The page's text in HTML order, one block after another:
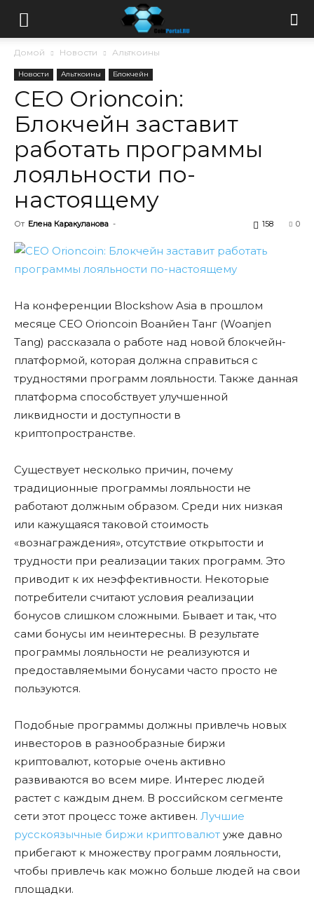
Домой Новости Альткоины
Новости Альткоины Блокчейн
СЕО Orioncoin:
Блокчейн заставит
работать программы
лояльности по-
настоящему
От Елена Каракуланова - 0
158
На конференции Blockshow Asia в прошлом
месяце СЕО Orioncoin Воанйен Танг (Woanjen
Tang) рассказала о работе над новой блокчейн-
платформой, которая должна справиться с
трудностями программ лояльности. Также данная
платформа способствует улучшенной
ликвидности и доступности в
криптопространстве.
Существует несколько причин, почему
традиционные программы лояльности не
работают должным образом. Среди них низкая
или кажущаяся таковой стоимость
«вознаграждения», отсутствие открытости и
трудности при реализации таких программ. Это
приводит к их неэффективности. Некоторые
потребители считают условия реализации
бонусов слишком сложными. Бывает и так, что
сами бонусы им неинтересны. В результате
программы лояльности не реализуются и
предоставляемыми бонусами часто просто не
пользуются.
Подобные программы должны привлечь новых
инвесторов в разнообразные биржи
криптовалют, которые очень активно
развиваются во всем мире. Интерес людей
растет с каждым днем. В российском сегменте
сети этот процесс тоже активен. Лучшие
русскоязычные биржи криптовалют уже давно
прибегают к множеству программ лояльности,
чтобы привлечь как можно больше людей на свои
площадки.